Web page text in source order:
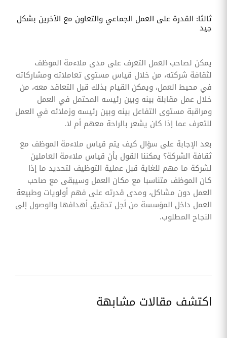
ثالثا: القدرة على العمل الجماعي والتعاون مع الآخرين بشكل
جيد
يمكن لصاحب العمل التعرف على مدى ملاءمة الموظف
لثقافة شركته، من خلال قياس مستوى تعاملاته ومشاركاته
في محيط العمل، ويمكن القيام بذلك قبل التعاقد معه، من
خلال عمل مقابلة بينه وبين رئيسه المحتمل في العمل
ومراقبة مستوى التفاعل بينه وبين رئيسه وزملائه في العمل
للتعرف عما إذا كان يشعر بالراحة معهم أم لا.
بعد الإجابة على سؤال كيف يتم قياس ملاءمة الموظف مع
ثقافة الشركة؟ يمكننا القول بأن قياس ملاءمة العاملين
لشركة ما مهم للغاية قبل عملية التوظيف لتحديد ما إذا
كان الموظف متناسبا مع مكان العمل وسيبقى مع صاحب
العمل دون مشاكل، ومدى قدرته على فهم أولويات وطبيعة
العمل داخل المؤسسة من أجل تحقيق أهدافها والوصول إلى
النجاح المطلوب.
اكتشف مقالات مشابهة